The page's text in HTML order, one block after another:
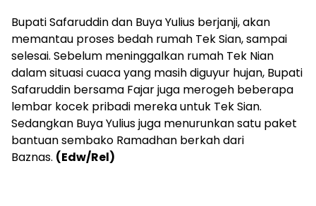
Bupati Safaruddin dan Buya Yulius berjanji, akan
memantau proses bedah rumah Tek Sian, sampai
selesai. Sebelum meninggalkan rumah Tek Nian
dalam situasi cuaca yang masih diguyur hujan, Bupati
Safaruddin bersama Fajar juga merogeh beberapa
lembar kocek pribadi mereka untuk Tek Sian.
Sedangkan Buya Yulius juga menurunkan satu paket
bantuan sembako Ramadhan berkah dari
Baznas. (Edw/Rel)